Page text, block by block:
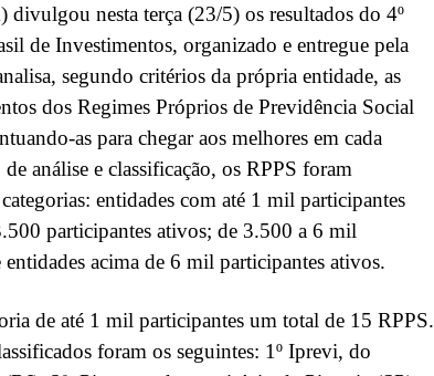
nesta terça (23/5) os resultados do 4º
de Investimentos, organizado e entregue pela
segundo critérios da própria entidade, as
dos Regimes Próprios de Previdência Social
as para chegar aos melhores em cada
análise e classificação, os RPPS foram
entidades com até 1 mil participantes
participantes ativos; de 3.500 a 6 mil
acima de 6 mil participantes ativos.
de até 1 mil participantes um total de 15 RPPS.
foram os seguintes: 1º Iprevi, do